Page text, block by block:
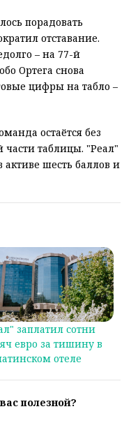
порадовать
отставание.
– на 77-й
Ортега снова
цифры на табло –
остаётся без
таблицы. "Реал"
шесть баллов и
заплатил сотни
евро за тишину в
отеле
полезной?